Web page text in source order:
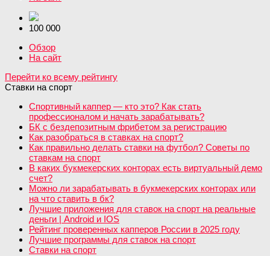
100 000
Обзор
На сайт
Перейти ко всему рейтингу
Ставки на спорт
Спортивный каппер — кто это? Как стать
профессионалом и начать зарабатывать?
БК с бездепозитным фрибетом за регистрацию
Как разобраться в ставках на спорт?
Как правильно делать ставки на футбол? Советы по
ставкам на спорт
В каких букмекерских конторах есть виртуальный демо
счет?
Можно ли зарабатывать в букмекерских конторах или
на что ставить в бк?
Лучшие приложения для ставок на спорт на реальные
деньги | Android и IOS
Рейтинг проверенных капперов России в 2025 году
Лучшие программы для ставок на спорт
Ставки на спорт